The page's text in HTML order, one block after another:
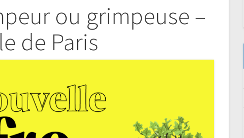
ou grimpeuse –
de Paris